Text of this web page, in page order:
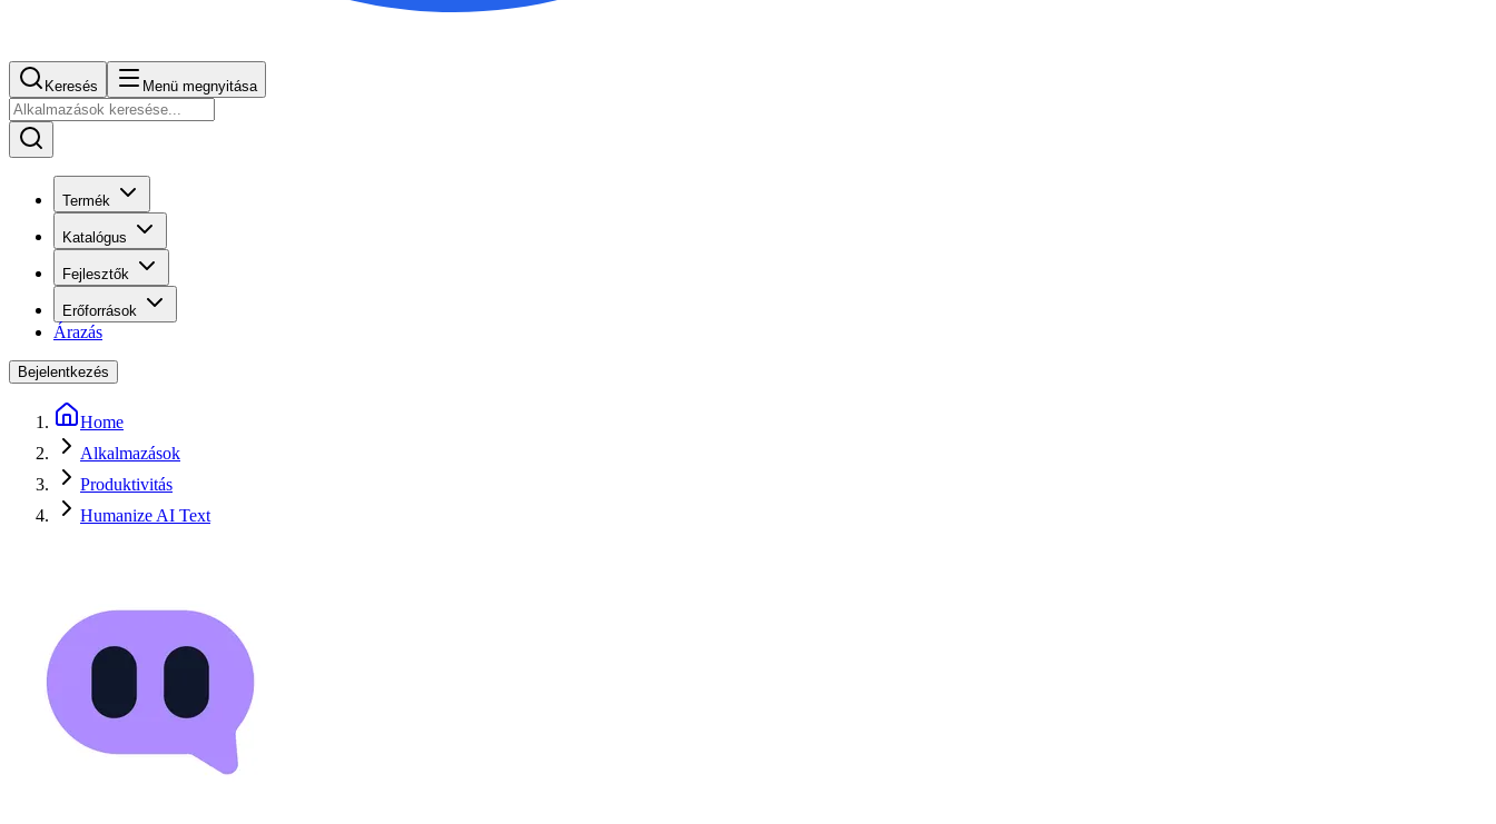
Keresés Menü megnyitása
Termék
Katalógus
Fejlesztők
Erőforrások
Árazás
Bejelentkezés
Home
Alkalmazások
Produktivitás
Humanize AI Text